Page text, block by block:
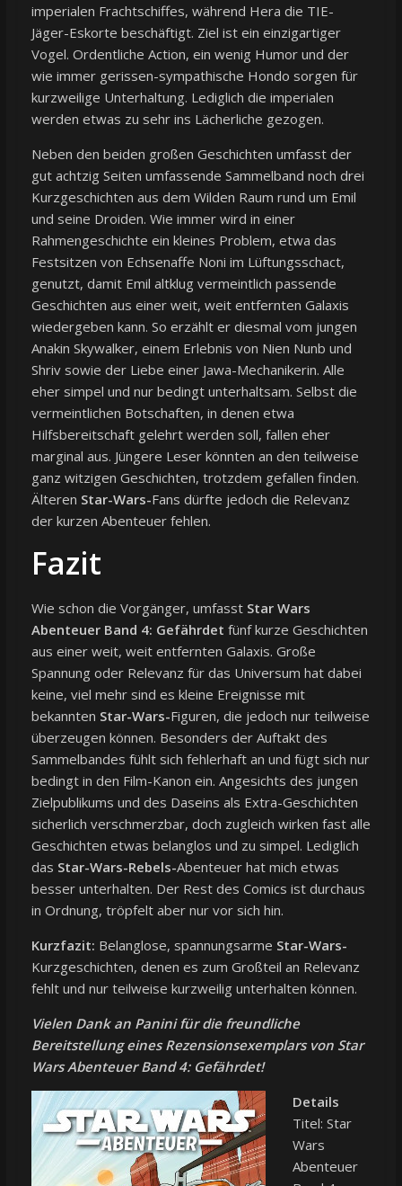
imperialen Frachtschiffes, während Hera die TIE-
Jäger-Eskorte beschäftigt. Ziel ist ein einzigartiger
Vogel. Ordentliche Action, ein wenig Humor und der
wie immer gerissen-sympathische Hondo sorgen für
kurzweilige Unterhaltung. Lediglich die imperialen
werden etwas zu sehr ins Lächerliche gezogen.
Neben den beiden großen Geschichten umfasst der
gut achtzig Seiten umfassende Sammelband noch drei
Kurzgeschichten aus dem Wilden Raum rund um Emil
und seine Droiden. Wie immer wird in einer
Rahmengeschichte ein kleines Problem, etwa das
Festsitzen von Echsenaffe Noni im Lüftungsschact,
genutzt, damit Emil altklug vermeintlich passende
Geschichten aus einer weit, weit entfernten Galaxis
wiedergeben kann. So erzählt er diesmal vom jungen
Anakin Skywalker, einem Erlebnis von Nien Nunb und
Shriv sowie der Liebe einer Jawa-Mechanikerin. Alle
eher simpel und nur bedingt unterhaltsam. Selbst die
vermeintlichen Botschaften, in denen etwa
Hilfsbereitschaft gelehrt werden soll, fallen eher
marginal aus. Jüngere Leser könnten an den teilweise
ganz witzigen Geschichten, trotzdem gefallen finden.
Älteren Star-Wars-Fans dürfte jedoch die Relevanz
der kurzen Abenteuer fehlen.
Fazit
Wie schon die Vorgänger, umfasst Star Wars
Abenteuer Band 4: Gefährdet fünf kurze Geschichten
aus einer weit, weit entfernten Galaxis. Große
Spannung oder Relevanz für das Universum hat dabei
keine, viel mehr sind es kleine Ereignisse mit
bekannten Star-Wars-Figuren, die jedoch nur teilweise
überzeugen können. Besonders der Auftakt des
Sammelbandes fühlt sich fehlerhaft an und fügt sich nur
bedingt in den Film-Kanon ein. Angesichts des jungen
Zielpublikums und des Daseins als Extra-Geschichten
sicherlich verschmerzbar, doch zugleich wirken fast alle
Geschichten etwas belanglos und zu simpel. Lediglich
das Star-Wars-Rebels-Abenteuer hat mich etwas
besser unterhalten. Der Rest des Comics ist durchaus
in Ordnung, tröpfelt aber nur vor sich hin.
Kurzfazit: Belanglose, spannungsarme Star-Wars-
Kurzgeschichten, denen es zum Großteil an Relevanz
fehlt und nur teilweise kurzweilig unterhalten können.
Vielen Dank an Panini für die freundliche
Bereitstellung eines Rezensionsexemplars von Star
Wars Abenteuer Band 4: Gefährdet!
Details
Titel: Star
Wars
Abenteuer